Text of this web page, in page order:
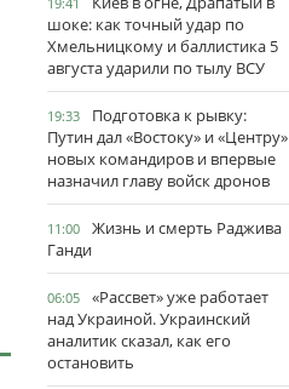
шоке: как точный удар по
Хмельницкому и баллистика 5
августа ударили по тылу ВСУ
19:33
Подготовка к рывку:
Путин дал «Востоку» и «Центру»
новых командиров и впервые
назначил главу войск дронов
11:00
Жизнь и смерть Раджива
Ганди
06:05
«Рассвет» уже работает
над Украиной. Украинский
аналитик сказал, как его
остановить